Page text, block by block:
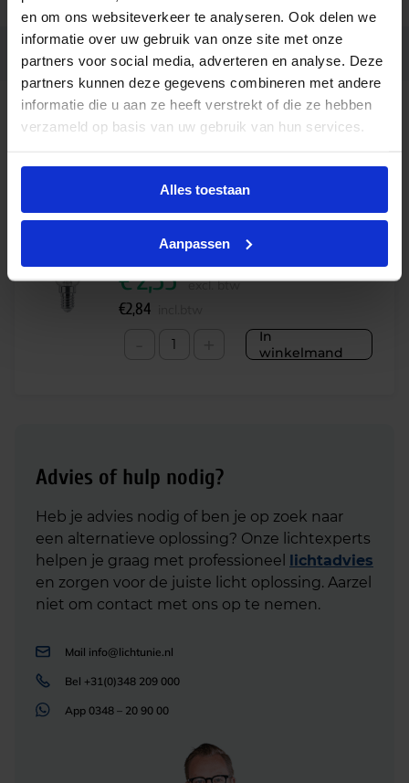
en om ons websiteverkeer te analyseren. Ook delen we
informatie over uw gebruik van onze site met onze
partners voor social media, adverteren en analyse. Deze
partners kunnen deze gegevens combineren met andere
informatie die u aan ze heeft verstrekt of die ze hebben
verzameld op basis van uw gebruik van hun services.
Alles toestaan
Aanpassen
Ean code 8719514325210
Alternatieve producten
Philips Master VLE LED luster 3.4W 927 E14 P45
helder glas | dimbaar – vervangt 40W
In
winkelmand
€2,35 excl. btw
€2,84
Advies of hulp nodig?
Heb je advies nodig of ben je op zoek naar
een alternatieve oplossing? Onze lichtexperts
helpen je graag met professioneel lichtadvies
en zorgen voor de juiste licht oplossing. Aarzel
niet om contact met ons op te nemen.
Mail info@lichtunie.nl
Bel +31(0)348 209 000
App 0348 – 20 90 00